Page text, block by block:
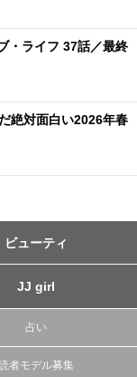
・ライフ 37話／最終
絶対面白い2026年春
ビューティ
JJ girl
占い
者モデル募集